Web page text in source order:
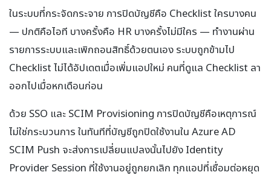
ในระบบที่กระจัดกระจาย การปิดบัญชีคือ Checklist ใครบางคน
— ปกติคือไอที บางครั้งคือ HR บางครั้งไม่มีใคร — ทำงานผ่าน
รายการระบบและเพิกถอนสิทธิ์ด้วยตนเอง ระบบถูกข้ามไป
Checklist ไม่ได้อัปเดตเมื่อเพิ่มแอปใหม่ คนที่ดูแล Checklist ลา
ออกไปเมื่อหกเดือนก่อน
ด้วย SSO และ SCIM Provisioning การปิดบัญชีคือเหตุการณ์
ไม่ใช่กระบวนการ ในทันทีที่บัญชีถูกปิดใช้งานใน Azure AD
SCIM Push จะส่งการเปลี่ยนแปลงนั้นไปยัง Identity
Provider Session ที่ใช้งานอยู่ถูกยกเลิก ทุกแอปที่เชื่อมต่อหยุด